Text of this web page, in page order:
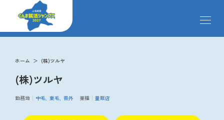
メ
求人検索
ホーム (株)ツルヤ
(株)ツルヤ
勤務地 中毛 東毛 県外 業種 量販店